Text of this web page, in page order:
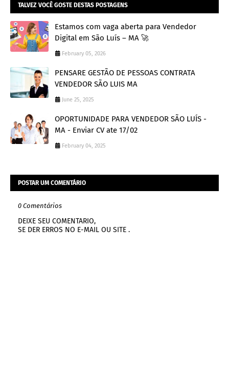
TALVEZ VOCÊ GOSTE DESTAS POSTAGENS
Estamos com vaga aberta para Vendedor
Digital em São Luís – MA 🚀
February 05, 2026
PENSARE GESTÃO DE PESSOAS CONTRATA
VENDEDOR SÃO LUIS MA
June 25, 2025
OPORTUNIDADE PARA VENDEDOR SÃO LUÍS -
MA - Enviar CV ate 17/02
February 04, 2025
POSTAR UM COMENTÁRIO
0 Comentários
DEIXE SEU COMENTARIO,
SE DER ERROS NO E-MAIL OU SITE .